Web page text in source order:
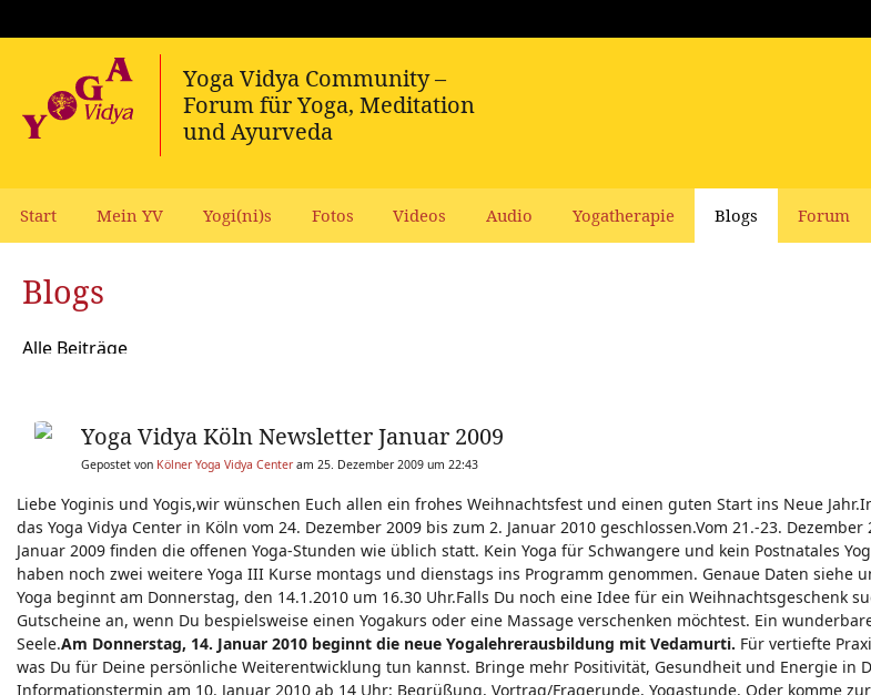
Start Mein YV Yogi(ni)s Fotos Videos Audio Yogatherapie Blogs Forum
Blogs
Alle Beiträge
Yoga Vidya Köln Newsletter Januar 2009
Gepostet von Kölner Yoga Vidya Center am 25. Dezember 2009 um 22:43
Liebe Yoginis und Yogis,wir wünschen Euch allen ein frohes Weihnachtsfest und einen guten Start ins Neue
das Yoga Vidya Center in Köln vom 24. Dezember 2009 bis zum 2. Januar 2010 geschlossen.Vom 21.-23.
Januar 2009 finden die offenen Yoga-Stunden wie üblich statt. Kein Yoga für Schwangere und kein Postnatales
haben noch zwei weitere Yoga III Kurse montags und dienstags ins Programm genommen. Genaue Daten siehe
Yoga beginnt am Donnerstag, den 14.1.2010 um 16.30 Uhr.Falls Du noch eine Idee für ein Weihnachtsgeschenk
Gutscheine an, wenn Du bespielsweise einen Yogakurs oder eine Massage verschenken möchtest. Ein
Seele.Am Donnerstag, 14. Januar 2010 beginnt die neue Yogalehrerausbildung mit Vedamurti. Für vertiefte
was Du für Deine persönliche Weiterentwicklung tun kannst. Bringe mehr Positivität, Gesundheit und Energie in
Informationstermin am 10. Januar 2010 ab 14 Uhr: Begrüßung, Vortrag/Fragerunde, Yogastunde. Oder komme